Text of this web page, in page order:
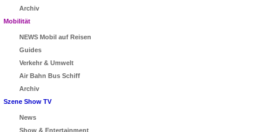
Archiv
Mobilität
NEWS Mobil auf Reisen
Guides
Verkehr & Umwelt
Air Bahn Bus Schiff
Archiv
Szene Show TV
News
Show & Entertainment